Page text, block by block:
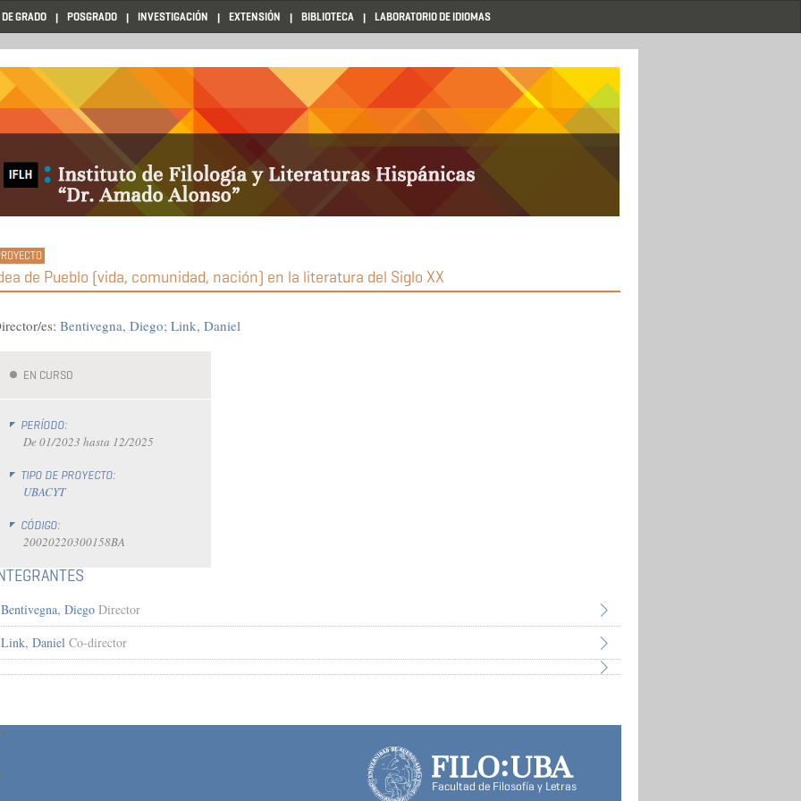
GRADO POSGRADO INVESTIGACIÓN EXTENSIÓN BIBLIOTECA LABORATORIO DE IDIOMAS
de Pueblo (vida, comunidad, nación) en la literatura del Siglo XX
es: Bentivegna, Diego Link, Daniel
EN CURSO
PERÍODO:
De 01/2023 hasta 12/2025
TIPO DE PROYECTO:
UBACYT
CÓDIGO:
20020220300158BA
Bentivegna, Diego Director
Link, Daniel Co-director